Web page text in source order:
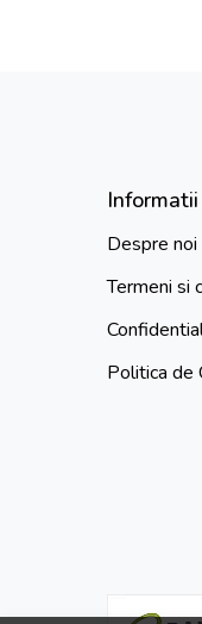
Despre noi
Termeni si
Politica de